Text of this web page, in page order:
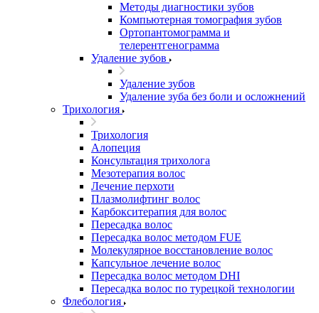
Методы диагностики зубов
Компьютерная томография зубов
Ортопантомограмма и
телерентгенограмма
Удаление зубов
Удаление зубов
Удаление зуба без боли и осложнений
Трихология
Трихология
Алопеция
Консультация трихолога
Мезотерапия волос
Лечение перхоти
Плазмолифтинг волос
Карбокситерапия для волос
Пересадка волос
Пересадка волос методом FUE
Молекулярное восстановление волос
Капсульное лечение волос
Пересадка волос методом DHI
Пересадка волос по турецкой технологии
Флебология